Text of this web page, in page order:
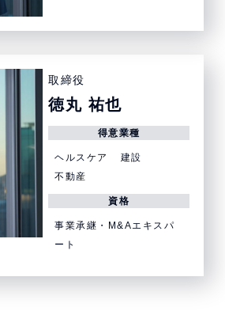
取締役
徳丸 祐也
得意業種
ヘルスケア
建設
不動産
資格
事業承継・M&Aエキスパ
ート